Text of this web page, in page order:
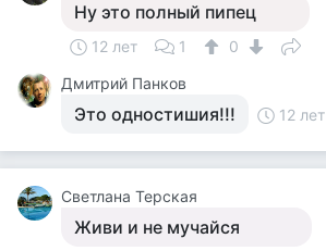
Ну это полный пипец
12 лет 1
0
Дмитрий Панков
Это одностишия!!! 12 лет
Светлана Терская
Живи и не мучайся